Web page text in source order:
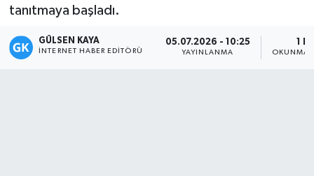
tanıtmaya başladı.
GÜLSEN KAYA
İNTERNET HABER EDITÖRÜ
05.07.2026 - 10:25
YAYINLANMA OKUNMA
Kültür - Sanat
Magazin